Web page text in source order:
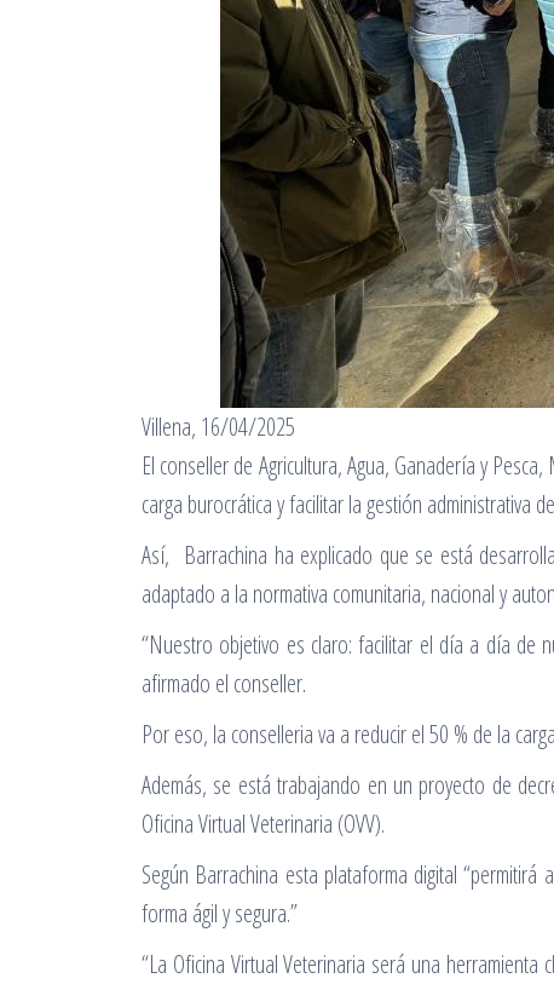
Villena, 16/04/2025
El conseller de Agricultura, Agua, Ganadería y
carga burocrática y facilitar la gestión administrativa
Así, Barrachina ha explicado que se está
adaptado a la normativa comunitaria, nacional y
“Nuestro objetivo es claro: facilitar el día a día de
afirmado el conseller.
Por eso, la conselleria va a reducir el 50 % de la
Además, se está trabajando en un proyecto de
Oficina Virtual Veterinaria (OVV).
Según Barrachina esta plataforma digital
forma ágil y segura.”
“La Oficina Virtual Veterinaria será una